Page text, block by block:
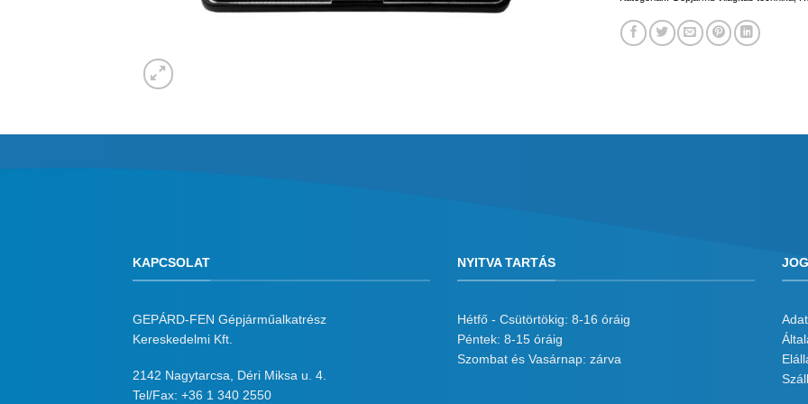
KAPCSOLAT
GEPÁRD-FEN Gépjárműalkatrész
Kereskedelmi Kft.
2142 Nagytarcsa, Déri Miksa u. 4.
Tel/Fax: +36 1 340 2550
NYITVA TARTÁS
Hétfő - Csütörtökig: 8-16 óráig
Péntek: 8-15 óráig
Szombat és Vasárnap: zárva